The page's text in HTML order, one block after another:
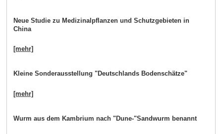
Neue Studie zu Medizinalpflanzen und Schutzgebieten in
China
[mehr]
Kleine Sonderausstellung "Deutschlands Bodenschätze"
[mehr]
Wurm aus dem Kambrium nach "Dune-"Sandwurm benannt